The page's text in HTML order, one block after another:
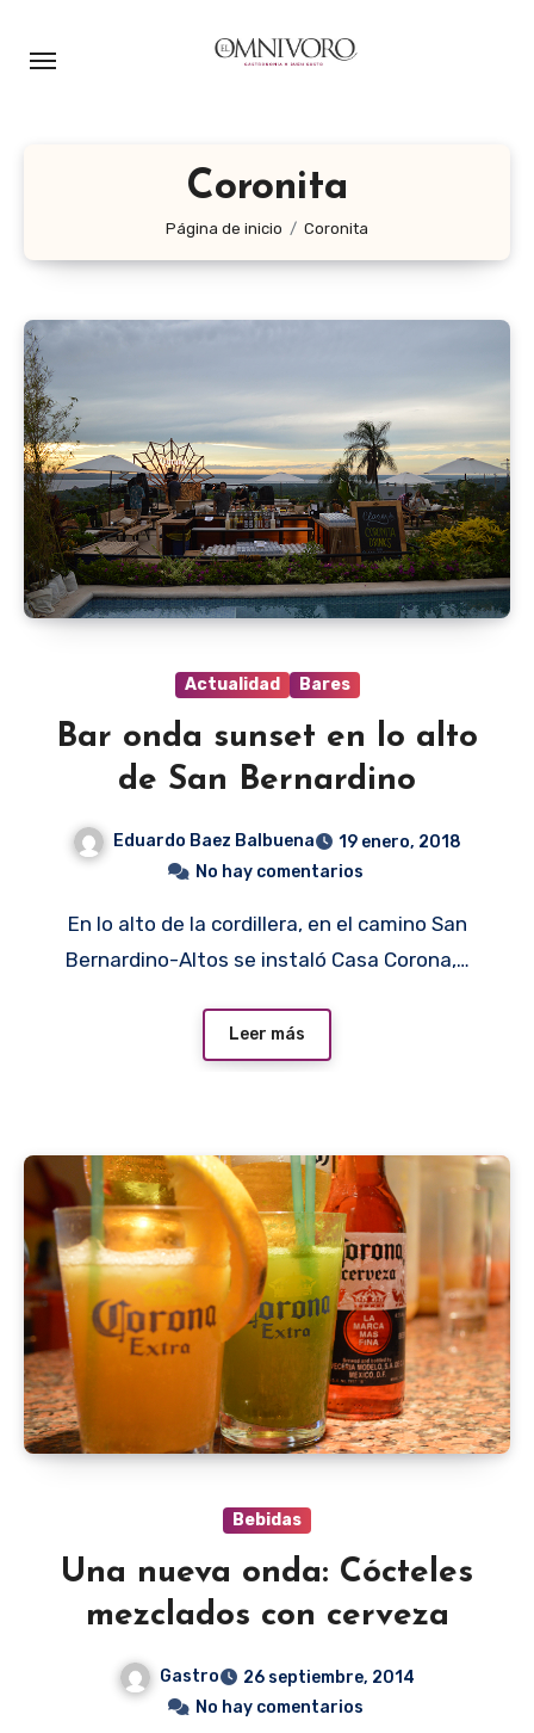
Coronita
Página de inicio Coronita
Actualidad Bares
Bar onda sunset en lo alto
de San Bernardino
Eduardo Baez Balbuena
19 enero, 2018
No hay comentarios
En lo alto de la cordillera, en el camino San
Bernardino-Altos se instaló Casa Corona,…
Leer más
Bebidas
Una nueva onda: Cócteles
mezclados con cerveza
Gastro
26 septiembre, 2014
No hay comentarios